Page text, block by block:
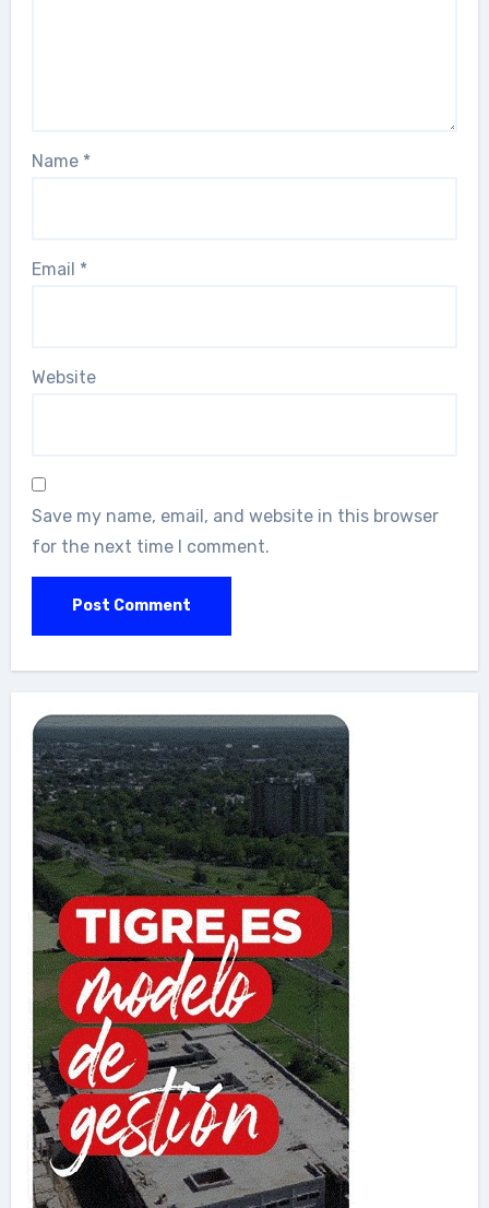
Name *
Email *
Website
Save my name, email, and website in this browser
for the next time I comment.